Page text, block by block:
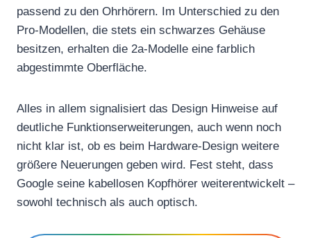
passend zu den Ohrhörern. Im Unterschied zu den
Pro-Modellen, die stets ein schwarzes Gehäuse
besitzen, erhalten die 2a-Modelle eine farblich
abgestimmte Oberfläche.
Alles in allem signalisiert das Design Hinweise auf
deutliche Funktionserweiterungen, auch wenn noch
nicht klar ist, ob es beim Hardware-Design weitere
größere Neuerungen geben wird. Fest steht, dass
Google seine kabellosen Kopfhörer weiterentwickelt –
sowohl technisch als auch optisch.